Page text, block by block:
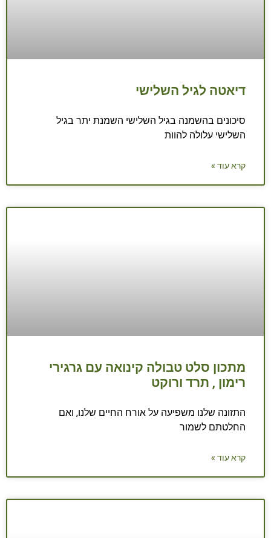
דיאטה לגיל השלישי
סיכונים בהשמנה בגיל השלישי השמנת יתר בגיל
השלישי עלולה להוות
קרא עוד »
מתכון סלט טבולה קינואה עם גרגירי
רימון , תרד ורוקט
התזונה שלנו משפיעה על אורח החיים שלנו, ואם
החלטתם לשמור
קרא עוד »